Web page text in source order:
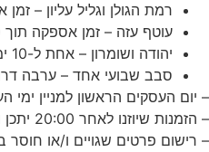
רמת הגולן וגליל עליון – זמן אספקה תוך 10
עוטף עזה – זמן אספקה תוך 10 ימים (בימים א’ +ד’)
יהודה ושומרון – אחת ל-10 ימים
סבב שבועי אחד – ערבה
– יום העסקים הראשון למניין ימי
– הזמנות שיוזנו לאחר 20:00 יתכן ויאושרו רק לאחר יום עסקים נוסף בהתאם לשיקולנו.
– רישום פרטים שגויים ו/או חוסר